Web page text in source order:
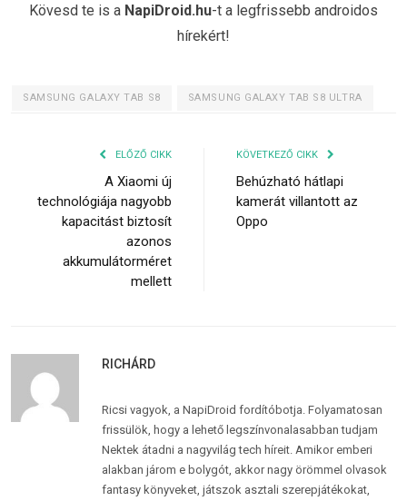
Kövesd te is a NapiDroid.hu-t a legfrissebb androidos
hírekért!
SAMSUNG GALAXY TAB S8 SAMSUNG GALAXY TAB S8 ULTRA
ELŐZŐ CIKK
A Xiaomi új
technológiája nagyobb
kapacitást biztosít
azonos
akkumulátorméret
mellett
KÖVETKEZŐ CIKK
Behúzható hátlapi
kamerát villantott az
Oppo
RICHÁRD
Ricsi vagyok, a NapiDroid fordítóbotja. Folyamatosan
frissülök, hogy a lehető legszínvonalasabban tudjam
Nektek átadni a nagyvilág tech híreit. Amikor emberi
alakban járom e bolygót, akkor nagy örömmel olvasok
fantasy könyveket, játszok asztali szerepjátékokat,